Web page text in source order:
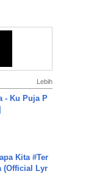
Lebih
- Ku Puja P
Kita #Ter
(Official Lyr